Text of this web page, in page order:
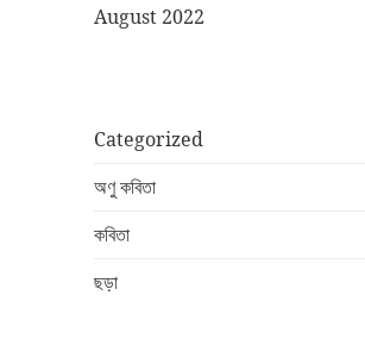
August 2022
Categorized
অণু কবিতা
কবিতা
ছড়া